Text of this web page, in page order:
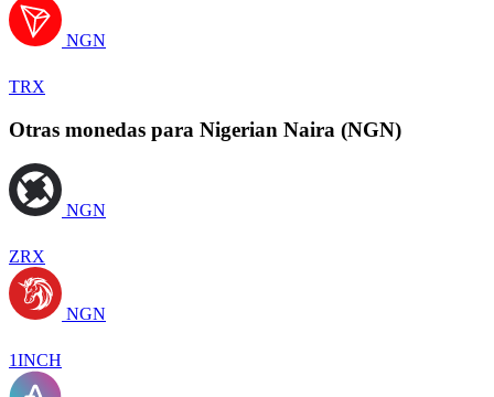
NGN
TRX
Otras monedas para Nigerian Naira (NGN)
NGN
ZRX
NGN
1INCH